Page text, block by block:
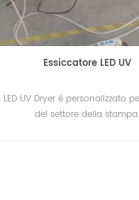
Essiccatore LED UV
UV Dryer è personalizzato
del settore della stampa.